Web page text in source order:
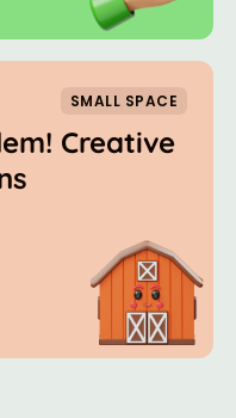
SMALL SPACE
Creative